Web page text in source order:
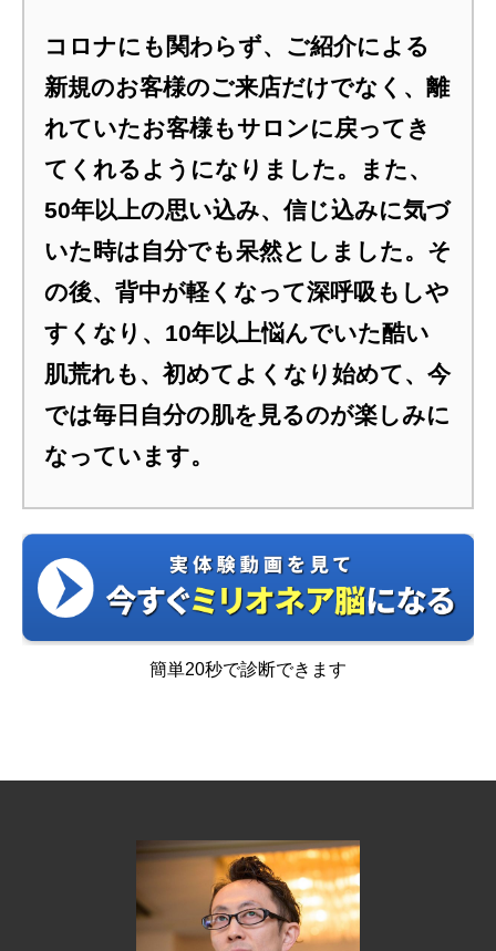
コロナにも関わらず、ご紹介による
新規のお客様のご来店だけでなく、離
れていたお客様もサロンに戻ってき
てくれるようになりました。また、
50年以上の思い込み、信じ込みに気づ
いた時は自分でも呆然としました。そ
の後、背中が軽くなって深呼吸もしや
すくなり、10年以上悩んでいた酷い
肌荒れも、初めてよくなり始めて、今
では毎日自分の肌を見るのが楽しみに
なっています。
簡単20秒で診断できます